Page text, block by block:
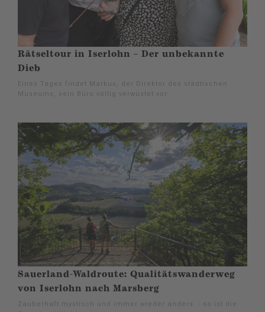
Rätseltour in Iserlohn – Der unbekannte
Dieb
Eines Tages findet Markus, der Direktor des städtischen
Museums, sein Büro völlig verwüstet vor.
Sauerland-Waldroute: Qualitätswanderweg
von Iserlohn nach Marsberg
Zauberhaft mystisch und immer wieder anders - so ist die